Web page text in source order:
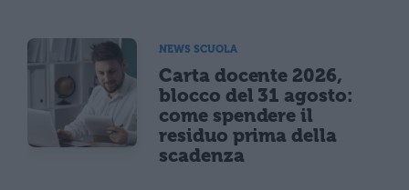
NEWS SCUOLA
Carta docente 2026,
blocco del 31 agosto:
come spendere il
residuo prima della
scadenza